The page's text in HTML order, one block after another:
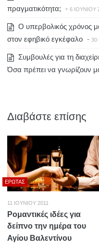
πραγματικότητα; - 6 ΙΟΥΝΊΟΥ
Ο υπερβολικός χρόνος
στον εφηβικό εγκέφαλο - 30
Συμβουλές για τη
Όσα πρέπει να γνωρίζουν
Διαβάστε επίσης
ΈΡΩΤΑΣ
11 ΙΟΥΝΊΟΥ 2011
Ρομαντικές ιδέες για
δείπνο την ημέρα του
Αγίου Βαλεντίνου